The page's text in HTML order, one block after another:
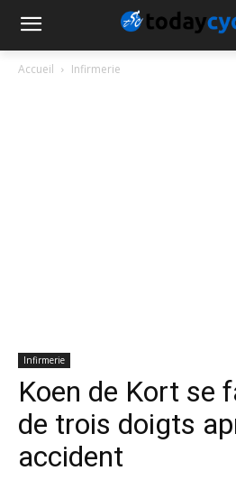
Accueil Infirmerie
Infirmerie
Koen de Kort se
de trois doigts
accident